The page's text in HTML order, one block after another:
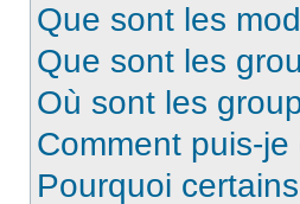
Que sont les
Que sont les
Où sont les
Comment puis-je
Pourquoi